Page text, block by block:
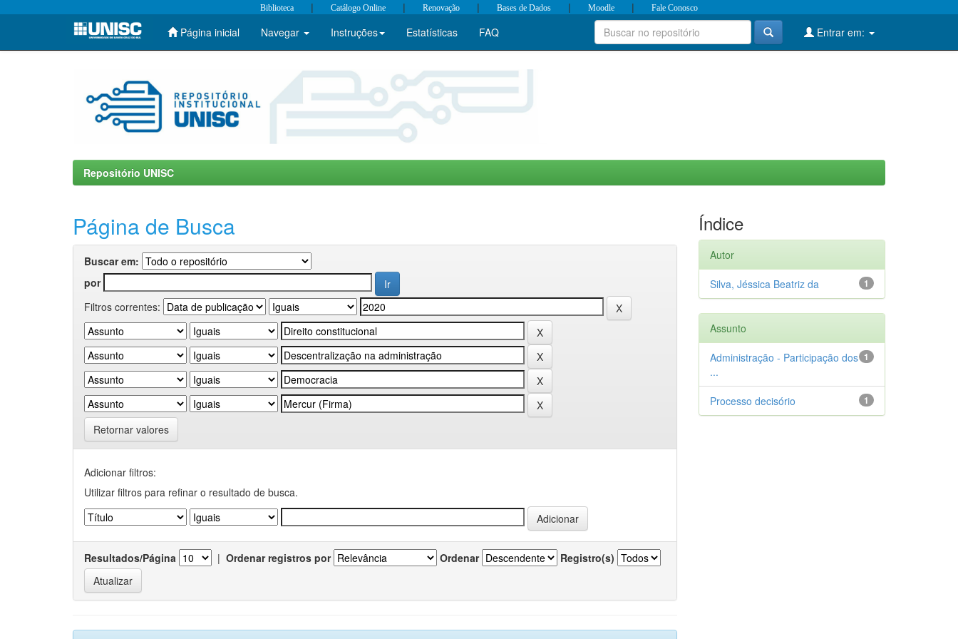
Skip
Biblioteca | Catálogo Online | Renovação | Bases de Dados | Moodle | Fale Conosco
Página inicial Navegar Instruções Estatísticas FAQ Entrar em:
Repositório UNISC
Página de Busca
Buscar em:
por
Filtros correntes:
Retornar valores
Adicionar filtros:
Utilizar filtros para refinar o resultado de busca.
Resultados/Página | Ordenar registros por Ordenar Registro(s)
Índice
Autor
1
Silva, Jéssica Beatriz da
Assunto
1
Administração - Participação dos
...
1
Processo decisório